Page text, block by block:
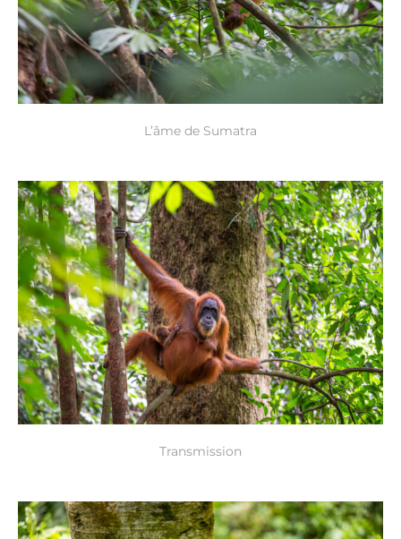
L’âme de Sumatra
Transmission